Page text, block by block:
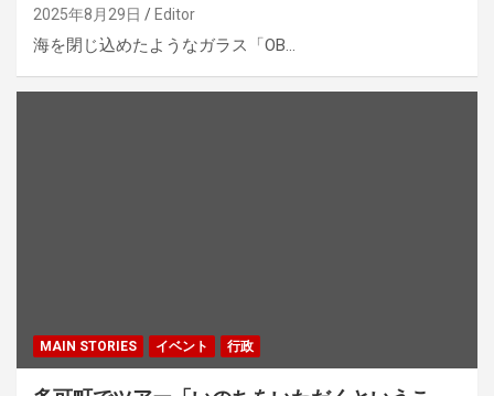
2025年8月29日 Editor
海を閉じ込めたようなガラス「OB…
MAIN STORIES イベント 行政